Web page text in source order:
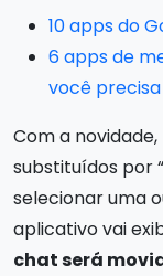
10 apps do
6 apps de
você
Com a
substituídos por
selecionar uma
aplicativo vai
chat será